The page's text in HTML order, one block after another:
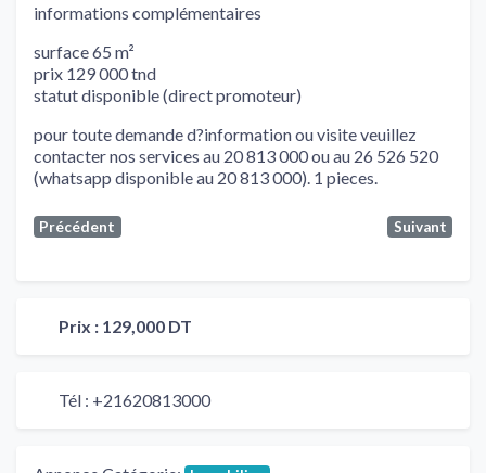
informations complémentaires
surface 65 m²
prix 129 000 tnd
statut disponible (direct promoteur)
pour toute demande d?information ou visite veuillez
contacter nos services au 20 813 000 ou au 26 526 520
(whatsapp disponible au 20 813 000). 1 pieces.
Précédent Suivant
Prix : 129,000 DT
Tél : +21620813000